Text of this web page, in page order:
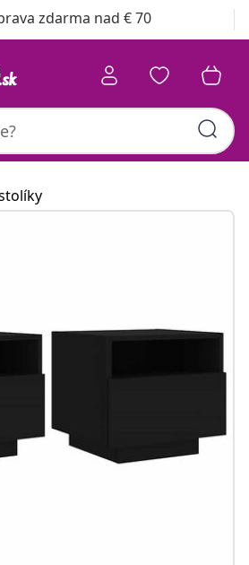
zdarma nad € 70